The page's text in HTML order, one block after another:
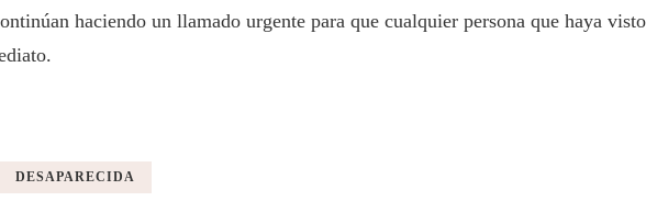
haciendo un llamado urgente para que cualquier persona que haya
DESAPARECIDA